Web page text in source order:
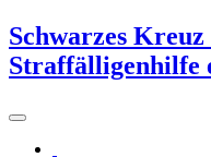
Schwarzes
Straffälligenhilfe